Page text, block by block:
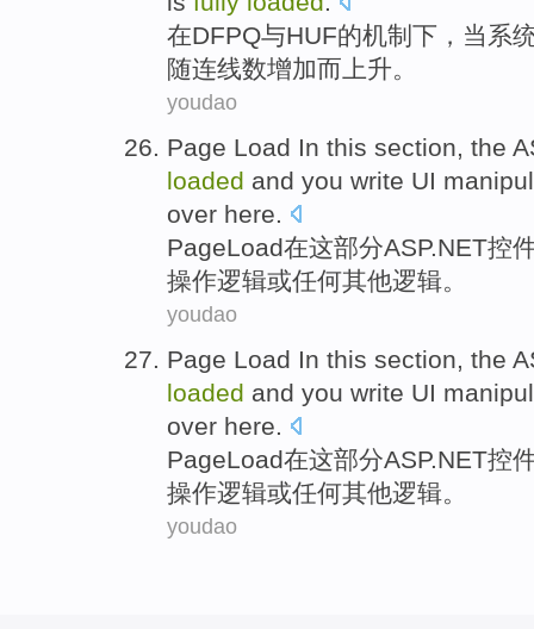
在DFPQ与HUF的机制 下， 当 系
随连线数增加而上升。
youdao
Page Load In this section, the
loaded and you write UI
over here.
PageLoad在这部分ASP.NET控
操作逻辑或任何其他逻辑。
youdao
Page Load In this section, the
loaded and you write UI
over here.
PageLoad在这部分ASP.NET控
操作逻辑或任何其他逻辑。
youdao